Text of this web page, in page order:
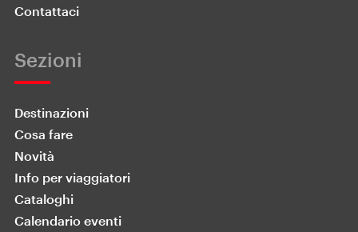
Contattaci
Sezioni
Destinazioni
Cosa fare
Novità
Info per viaggiatori
Cataloghi
Calendario eventi